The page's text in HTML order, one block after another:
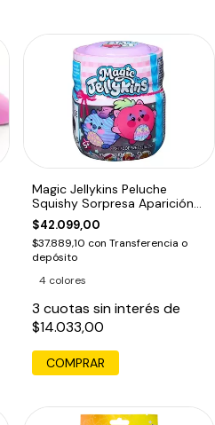
Magic Jellykins Peluche
Squishy Sorpresa Aparición
Mágica Tapa Violeta
$42.099,00
$37.889,10 con Transferencia o
depósito
4 colores
3 cuotas sin interés de
$14.033,00
COMPRAR